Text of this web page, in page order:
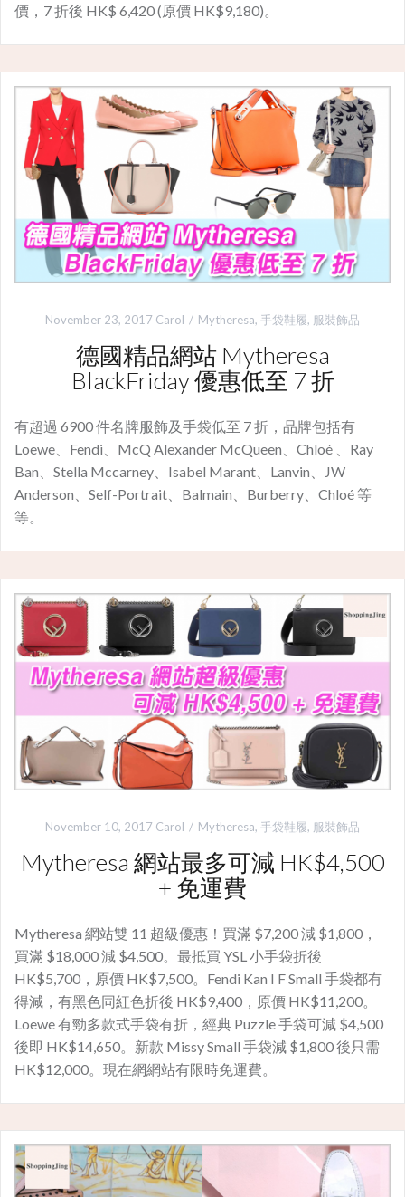
價，7 折後 HK$ 6,420 (原價 HK$9,180)。
November 23, 2017 Carol Mytheresa, 手袋鞋履, 服裝飾品
德國精品網站 Mytheresa
BlackFriday 優惠低至 7 折
有超過 6900 件名牌服飾及手袋低至 7 折，品牌包括有
Loewe、Fendi、McQ Alexander McQueen、Chloé 、Ray
Ban、Stella Mccarney、Isabel Marant、Lanvin、JW
Anderson、Self-Portrait、Balmain、Burberry、Chloé 等
等。
November 10, 2017 Carol Mytheresa, 手袋鞋履, 服裝飾品
Mytheresa 網站最多可減 HK$4,500
+ 免運費
Mytheresa 網站雙 11 超級優惠！買滿 $7,200 減 $1,800，
買滿 $18,000 減 $4,500。最抵買 YSL 小手袋折後
HK$5,700，原價 HK$7,500。Fendi Kan I F Small 手袋都有
得減，有黑色同紅色折後 HK$9,400，原價 HK$11,200。
Loewe 有勁多款式手袋有折，經典 Puzzle 手袋可減 $4,500
後即 HK$14,650。新款 Missy Small 手袋減 $1,800 後只需
HK$12,000。現在網網站有限時免運費。